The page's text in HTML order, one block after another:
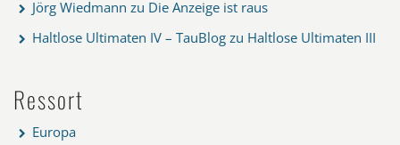
Jörg Wiedmann zu Die Anzeige ist raus
Haltlose Ultimaten IV – TauBlog zu Haltlose Ultimaten III
Ressort
Europa